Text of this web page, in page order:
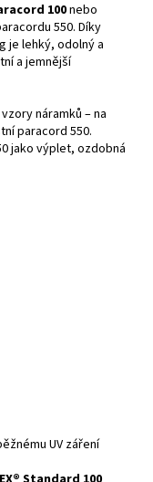
100nebo
550. Díky
je lehký, odolný a
a jemnější
náramků – na
paracord 550.
jako výplet, ozdobná
UV záření